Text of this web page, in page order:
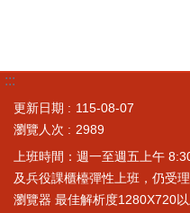
:::
更新日期
115-08-07
瀏覽人次
2989
上班時間：週一至週五上午
及兵役課櫃檯彈性上班，仍受理
瀏覽器 最佳解析度1280X720